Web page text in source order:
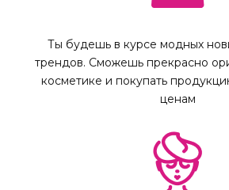
Ты будешь в курсе модных
трендов. Сможешь прекрасно
косметике и покупать
ценам